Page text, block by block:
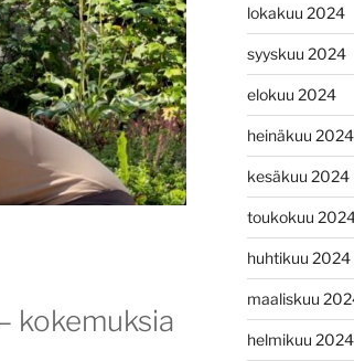
kokemuksia
lokakuu 2024
syyskuu 2024
elokuu 2024
heinäkuu 2024
kesäkuu 2024
toukokuu
huhtikuu 2024
maaliskuu
helmikuu 2024